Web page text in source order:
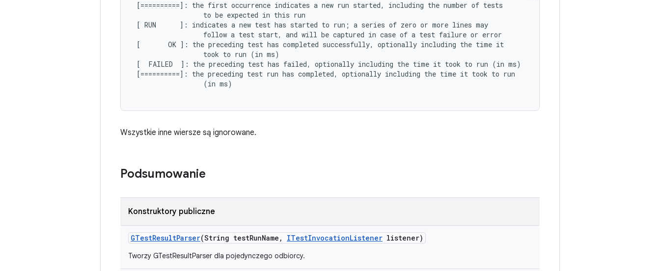
[==========]: the first occurrence indicates a new run started, including the number of tests
                  to be expected in this run
[ RUN      ]: indicates a new test has started to run; a series of zero or more lines may
                  follow a test start, and will be captured in case of a test failure or error
[       OK ]: the preceding test has completed successfully, optionally including the time it
                  took to run (in ms)
[  FAILED  ]: the preceding test has failed, optionally including the time it took to run (in ms)
[==========]: the preceding test run has completed, optionally including the time it took to run
                  (in ms)
Wszystkie inne wiersze są ignorowane.
Podsumowanie
Konstruktory publiczne
GTestResultParser(String testRunName , ITestInvocationListener listener)
Tworzy GTestResultParser dla pojedynczego odbiorcy.